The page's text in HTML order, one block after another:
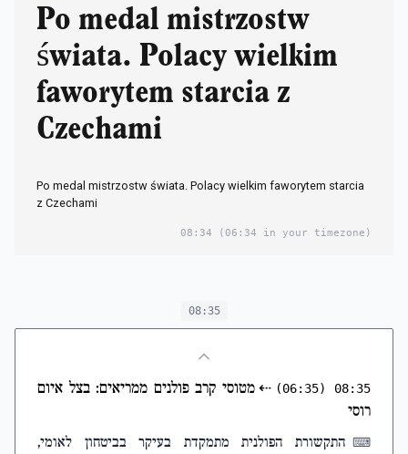
Po medal mistrzostw
świata. Polacy wielkim
faworytem starcia z
Czechami
Po medal mistrzostw świata. Polacy wielkim faworytem starcia
z Czechami
08:34 (06:34 in your timezone)
08:35
08:35
(06:35)
⇠ מטוסי קרב פולנים ממריאים: בצל איום
רוסי
⌨ התקשורת הפולנית מתמקדת בעיקר בביטחון לאומי,